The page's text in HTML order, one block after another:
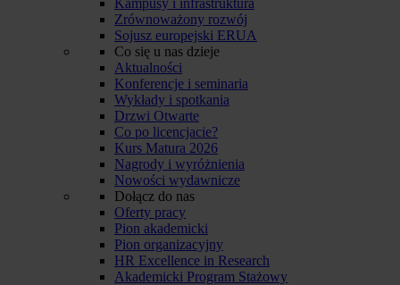
Zrównoważony rozwój
Sojusz europejski ERUA
Co się u nas dzieje
Aktualności
Konferencje i seminaria
Wykłady i spotkania
Drzwi Otwarte
Co po licencjacie?
Kurs Matura 2026
Nagrody i wyróżnienia
Nowości wydawnicze
Dołącz do nas
Oferty pracy
Pion akademicki
Pion organizacyjny
HR Excellence in Research
Akademicki Program Stażowy